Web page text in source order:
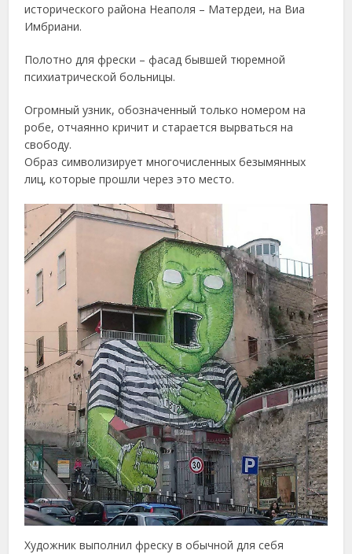
исторического района Неаполя – Матердеи, на Виа
Имбриани.
Полотно для фрески – фасад бывшей тюремной
психиатрической больницы.
Огромный узник, обозначенный только номером на
робе, отчаянно кричит и старается вырваться на
свободу.
Образ символизирует многочисленных безымянных
лиц, которые прошли через это место.
Художник выполнил фреску в обычной для себя